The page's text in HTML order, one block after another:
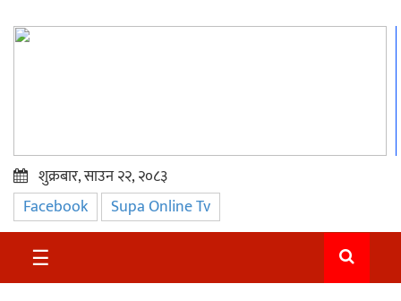
प्रमुख
समाचार
सुदुर
शुक्रबार, साउन २२, २०८३
Facebook Supa Online Tv
☰